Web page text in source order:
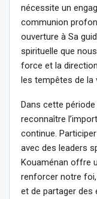
nécessite un
communion
ouverture à Sa
spirituelle que
force et la
les tempêtes de la
Dans cette
reconnaître
continue.
avec des leaders
Kouaménan offre
renforcer notre
et de partager des